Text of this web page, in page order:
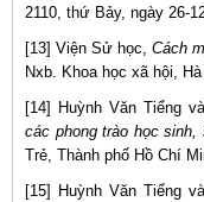
2110, thứ Bảy, ngày 26-
[13] Viện Sử học,Cách
Nxb. Khoa học xã hội,
[14] Huỳnh Văn Tiểng
các phong trào học
Trẻ, Thành phố Hồ Chí
[15] Huỳnh Văn Tiểng